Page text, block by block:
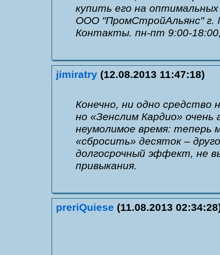
купить его на оптимальных
ООО "ПромСтройАльянс" г.
Контакты. пн-пт 9:00-
jimiratry (12.08.2013 11:47:18)
Конечно, ни одно
но «Зенслим Кардио»
неумолимое время: теперь
«сбросить» десяток –
долгосрочный эффект, не
привыкания.
preriQuiese (11.08.2013